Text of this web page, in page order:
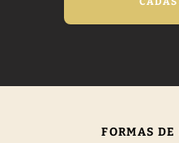
FORMAS